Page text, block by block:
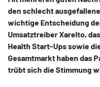
den schlecht
wichtige Entscheidung
Umsatztreiber Xarelto,
Health Start-Ups sowie
Gesamtmarkt haben das
trübt sich die Stimmung